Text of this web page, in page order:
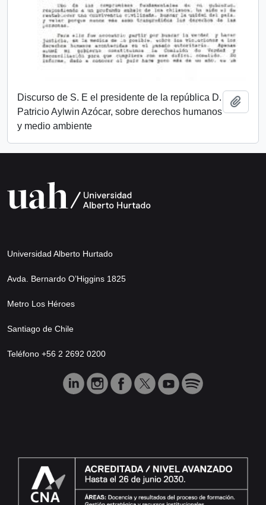
Discurso de S. E el presidente de la república D.
Patricio Aylwin Azócar, sobre derechos humanos
y medio ambiente
Universidad Alberto Hurtado
Avda. Bernardo O’Higgins 1825
Metro Los Héroes
Santiago de Chile
Teléfono +56 2 2692 0200